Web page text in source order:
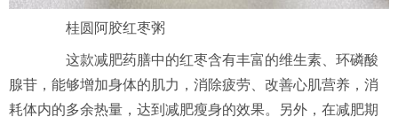
桂圆阿胶红枣粥
这款减肥药膳中的红枣含有丰富的维生素、环磷酸
腺苷，能够增加身体的肌力，消除疲劳、改善心肌营养，消
耗体内的多余热量，达到减肥瘦身的效果。另外，在减肥期